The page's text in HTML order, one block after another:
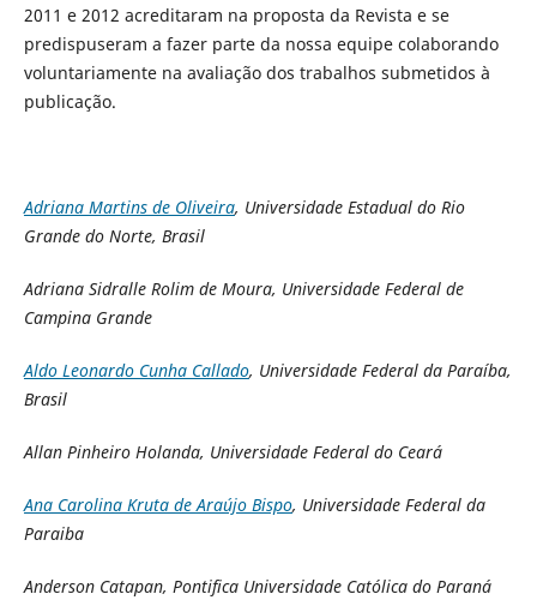
2011 e 2012 acreditaram na proposta da Revista e se
predispuseram a fazer parte da nossa equipe colaborando
voluntariamente na avaliação dos trabalhos submetidos à
publicação.
Adriana Martins de Oliveira, Universidade Estadual do Rio
Grande do Norte, Brasil
Adriana Sidralle Rolim de Moura, Universidade Federal de
Campina Grande
Aldo Leonardo Cunha Callado, Universidade Federal da Paraíba,
Brasil
Allan Pinheiro Holanda, Universidade Federal do Ceará
Ana Carolina Kruta de Araújo Bispo, Universidade Federal da
Paraiba
Anderson Catapan, Pontifica Universidade Católica do Paraná